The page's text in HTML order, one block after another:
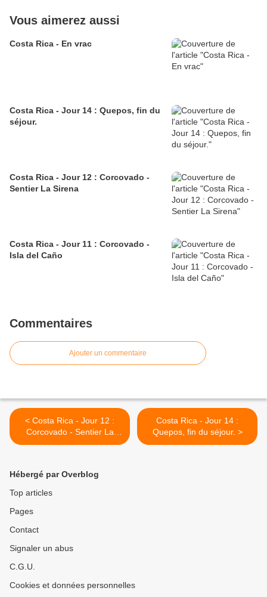
Vous aimerez aussi
Costa Rica - En vrac
Costa Rica - Jour 14 : Quepos, fin du
séjour.
Costa Rica - Jour 12 : Corcovado -
Sentier La Sirena
Costa Rica - Jour 11 : Corcovado -
Isla del Caño
Commentaires
Ajouter un commentaire
< Costa Rica - Jour 12 :
Corcovado - Sentier La
Sirena
Costa Rica - Jour 14 :
Quepos, fin du séjour. >
Hébergé par Overblog
Top articles
Pages
Contact
Signaler un abus
C.G.U.
Cookies et données personnelles